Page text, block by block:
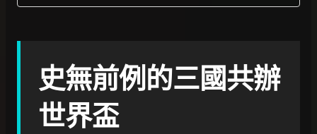
史無前例的三國共辦
世界盃